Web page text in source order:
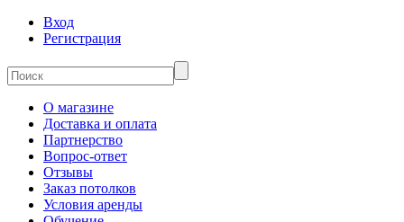
Вход
Регистрация
О магазине
Доставка и оплата
Партнерство
Вопрос-ответ
Отзывы
Заказ потолков
Условия аренды